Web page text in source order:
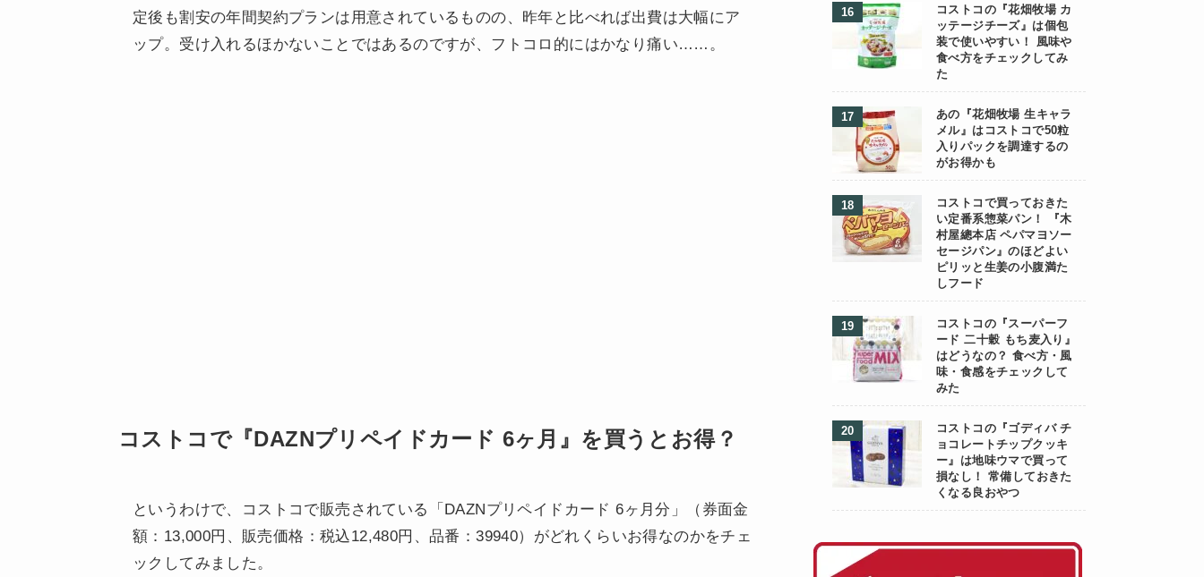
定後も割安の年間契約プランは用意されているものの、昨年と比べれば出費は大幅にア
ップ。受け入れるほかないことではあるのですが、フトコロ的にはかなり痛い……。
コストコで『DAZNプリペイドカード 6ヶ月』を買うとお得？
というわけで、コストコで販売されている「DAZNプリペイドカード 6ヶ月分」（券面金
額：13,000円、販売価格：税込12,480円、品番：39940）がどれくらいお得なのかをチェ
ックしてみました。
コストコの『花畑牧場 カ
ッテージチーズ』は個包
装で使いやすい！ 風味や
食べ方をチェックしてみ
た
あの『花畑牧場 生キャラ
メル』はコストコで50粒
入りパックを調達するの
がお得かも
コストコで買っておきた
い定番系惣菜パン！ 『木
村屋總本店 ペパマヨソー
セージパン』のほどよい
ピリッと生姜の小腹満た
しフード
コストコの『スーパーフ
ード 二十穀 もち麦入り』
はどうなの？ 食べ方・風
味・食感をチェックして
みた
コストコの『ゴディバ チ
ョコレートチップクッキ
ー』は地味ウマで買って
損なし！ 常備しておきた
くなる良おやつ